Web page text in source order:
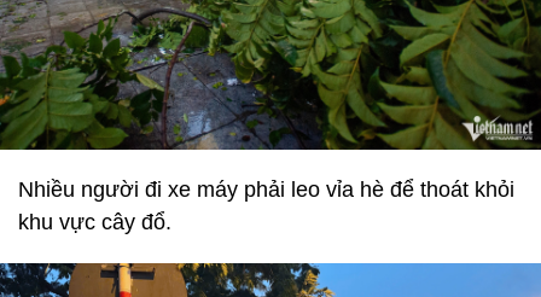
Nhiều người đi xe máy phải leo vỉa hè để thoát khỏi
khu vực cây đổ.